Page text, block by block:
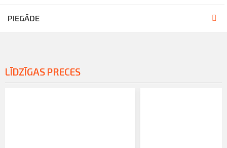
PIEGĀDE
LĪDZĪGAS PRECES